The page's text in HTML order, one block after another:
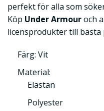
perfekt för alla som
Köp Under Armouroch
licensprodukter till bästa
Färg: Vit
Material:
Elastan
Polyester